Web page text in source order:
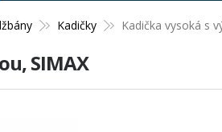
Kadičky Kadička vysoká s
SIMAX